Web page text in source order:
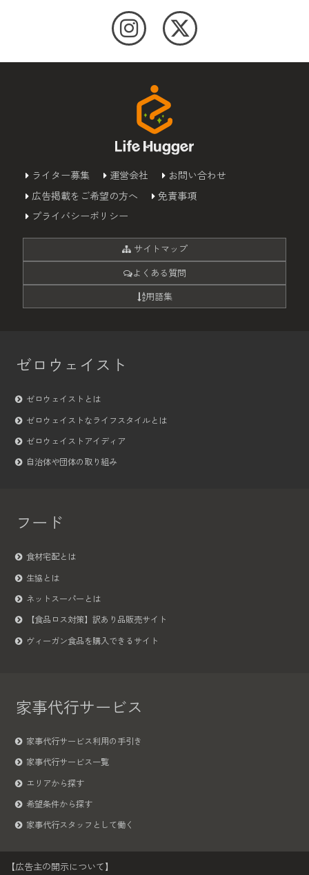
ライター募集 運営会社
お問い合わせ
広告掲載をご希望の方へ
免責事項
プライバシーポリシー
サイトマップ
よくある質問
用語集
ゼロウェイスト
ゼロウェイストとは
ゼロウェイストなライフスタイルとは
ゼロウェイストアイディア
自治体や団体の取り組み
フード
食材宅配とは
生協とは
ネットスーパーとは
【食品ロス対策】訳あり品販売サイト
ヴィーガン食品を購入できるサイト
家事代行サービス
家事代行サービス利用の手引き
家事代行サービス一覧
エリアから探す
希望条件から探す
家事代行スタッフとして働く
【広告主の開示について】